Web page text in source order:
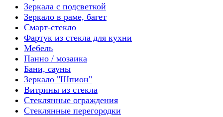
Зеркала с подсветкой
Зеркало в раме, багет
Смарт-стекло
Фартук из стекла для кухни
Мебель
Панно / мозаика
Бани, сауны
Зеркало "Шпион"
Витрины из стекла
Стеклянные ограждения
Стеклянные перегородки